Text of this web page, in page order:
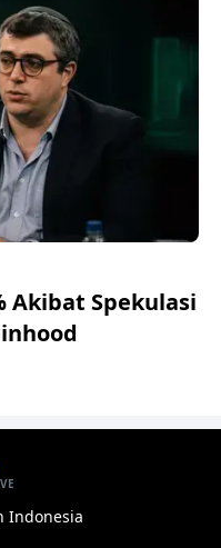
Akibat Spekulasi
Indonesia